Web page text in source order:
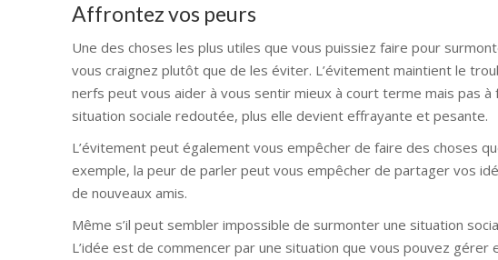
Affrontez vos peurs
Une des choses les plus utiles que vous puissiez faire pour
vous craignez plutôt que de les éviter. L’évitement maintient le
nerfs peut vous aider à vous sentir mieux à court terme mais pas
situation sociale redoutée, plus elle devient effrayante et pesante.
L’évitement peut également vous empêcher de faire des choses
exemple, la peur de parler peut vous empêcher de partager vos
de nouveaux amis.
Même s’il peut sembler impossible de surmonter une situation
L’idée est de commencer par une situation que vous pouvez